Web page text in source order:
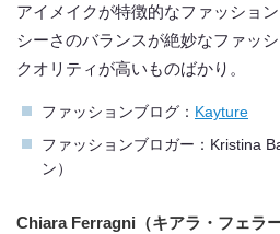
アイメイクが特徴的なファッショ
シーさのバランスが絶妙なファッ
クオリティが高いものばかり。
ファッションブログ： Kayture
ファッションブロガー：Kristina
ン）
Chiara Ferragni（キアラ・フェラー